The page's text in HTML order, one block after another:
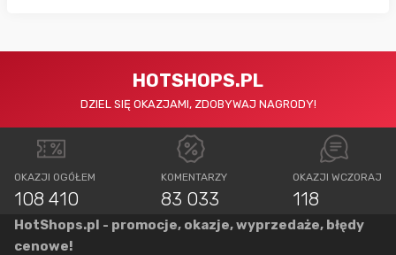
HOTSHOPS.PL
DZIEL SIĘ OKAZJAMI, ZDOBYWAJ NAGRODY!
OKAZJI OGÓŁEM
108 410
KOMENTARZY
83 033
OKAZJI WCZORAJ
118
HotShops.pl - promocje, okazje, wyprzedaże, błędy
cenowe!